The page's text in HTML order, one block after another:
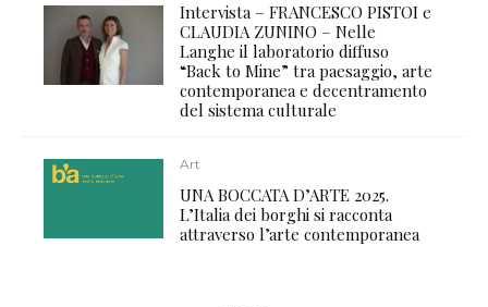
Intervista – FRANCESCO PISTOI e
CLAUDIA ZUNINO – Nelle
Langhe il laboratorio diffuso
“Back to Mine” tra paesaggio, arte
contemporanea e decentramento
del sistema culturale
Art
UNA BOCCATA D’ARTE 2025.
L’Italia dei borghi si racconta
attraverso l’arte contemporanea